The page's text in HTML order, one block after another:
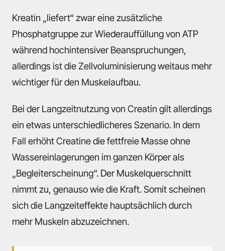
Kreatin „liefert“ zwar eine zusätzliche
Phosphatgruppe zur Wiederauffüllung von ATP
während hochintensiver Beanspruchungen,
allerdings ist die Zellvoluminisierung weitaus mehr
wichtiger für den Muskelaufbau.
Bei der Langzeitnutzung von Creatin gilt allerdings
ein etwas unterschiedlicheres Szenario. In dem
Fall erhöht Creatine die fettfreie Masse ohne
Wassereinlagerungen im ganzen Körper als
„Begleiterscheinung“. Der Muskelquerschnitt
nimmt zu, genauso wie die Kraft. Somit scheinen
sich die Langzeiteffekte hauptsächlich durch
mehr Muskeln abzuzeichnen.